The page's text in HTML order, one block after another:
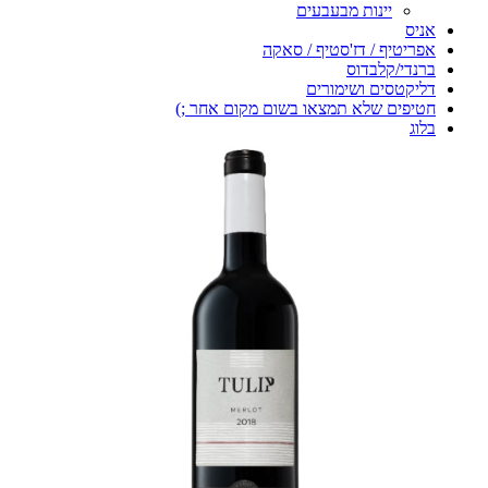
יינות מבעבעים
אניס
אפריטיף / דז'סטיף / סאקה
ברנדי/קלבדוס
דליקטסים ושימורים
חטיפים שלא תמצאו בשום מקום אחר ;)
בלוג